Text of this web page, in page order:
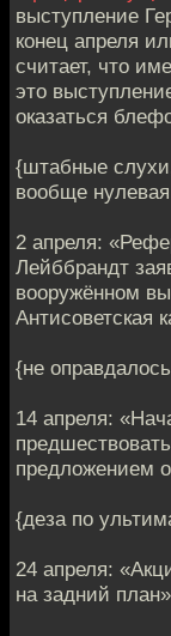
выступление
конец апреля
считает, что
это
оказаться
{штабные
вообще
2 апреля:
Лейббрандт
вооружённом
Антисоветская
{не
14 апреля:
предложением
{деза по
24 апреля:
на задний план»